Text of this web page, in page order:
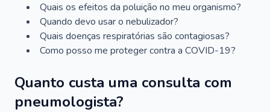
Quais os efeitos da poluição no meu organismo?
Quando devo usar o nebulizador?
Quais doenças respiratórias são contagiosas?
Como posso me proteger contra a COVID-19?
Quanto custa uma consulta com
pneumologista?